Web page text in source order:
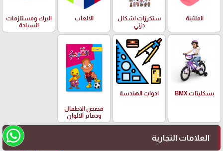
الملتينة
ستكرزات اشكال
دزني
الالعاب
البرك ومستلزمات
السباحة
بسكليتات BMX ادوات الهندسة
قصص الاطفال
ودفاتر الالوان
العلامات التجارية